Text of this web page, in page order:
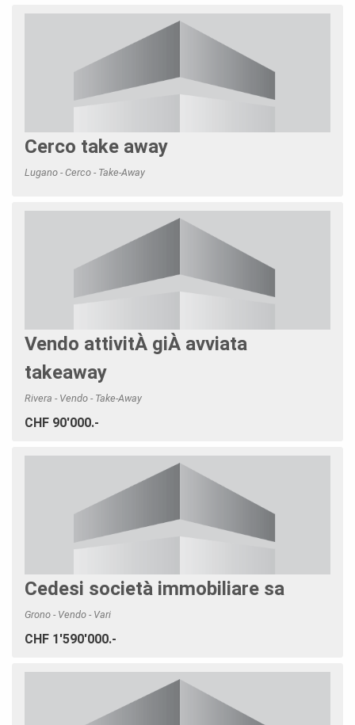
Cerco take away
Lugano - Cerco - Take-Away
Vendo attivitÀ giÀ avviata
takeaway
Rivera - Vendo - Take-Away
CHF 90'000.-
Cedesi società immobiliare sa
Grono - Vendo - Vari
CHF 1'590'000.-